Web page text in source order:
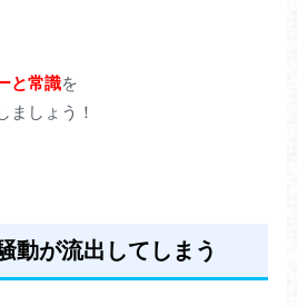
と常識を
ましょう！
動が流出してしまう